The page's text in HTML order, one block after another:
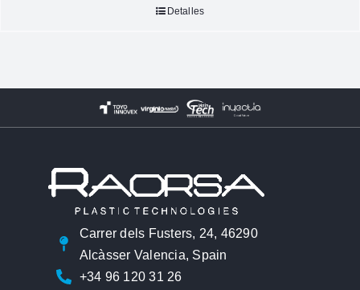
Detalles
Carrer dels Fusters, 24, 46290
Alcàsser Valencia, Spain
+34 96 120 31 26